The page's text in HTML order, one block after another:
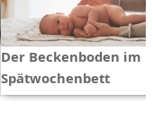
Der Beckenboden im
Spätwochenbett